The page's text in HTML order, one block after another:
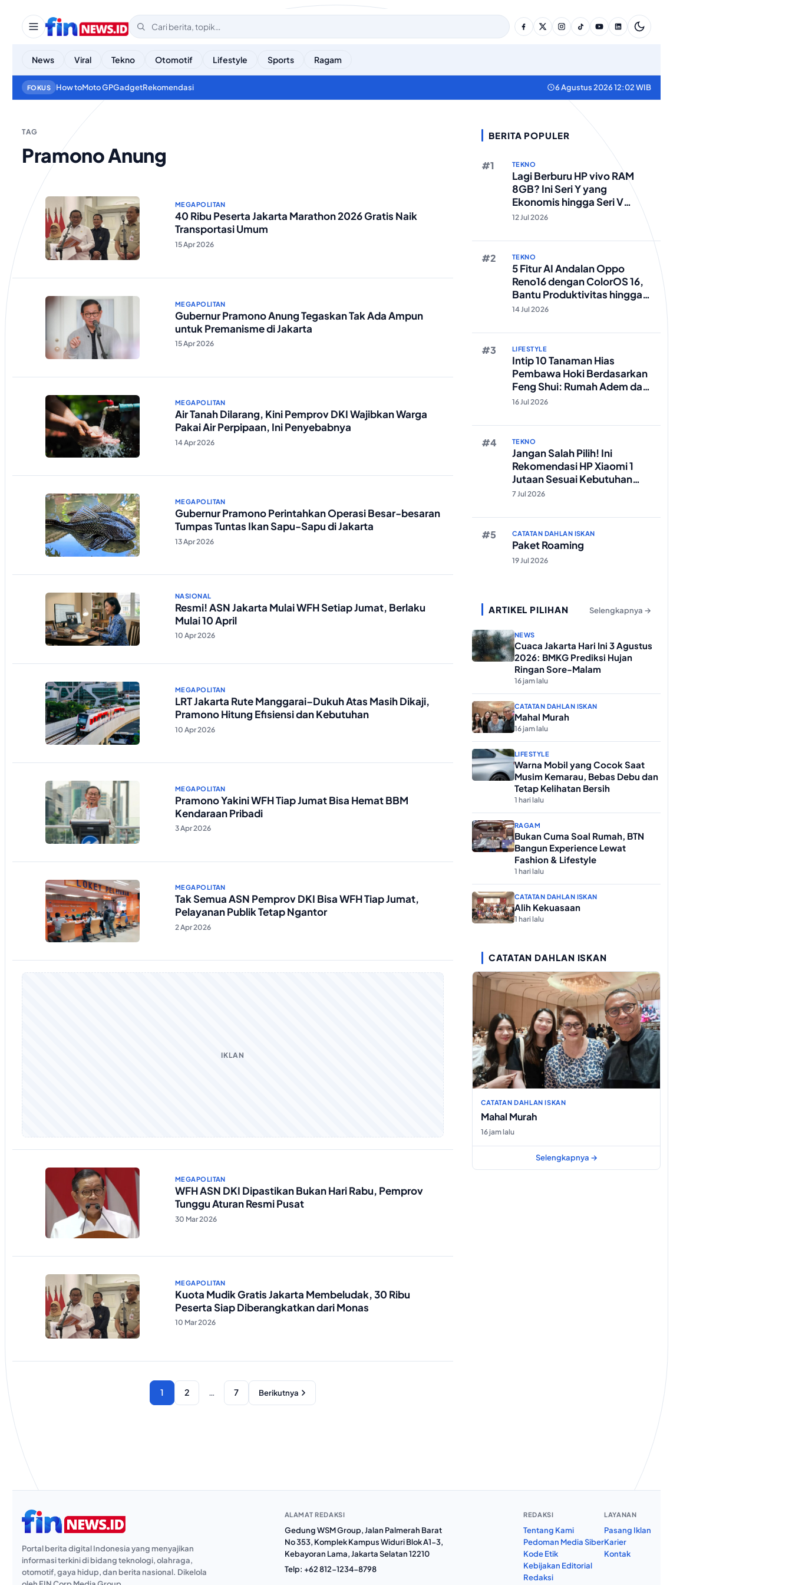
News Viral Tekno Otomotif Lifestyle Sports Ragam
FOKUS How toMoto GPGadgetRekomendasi 6 Agustus 2026 12:02 WIB
TAG
Pramono Anung
MEGAPOLITAN
40 Ribu Peserta Jakarta Marathon 2026 Gratis Naik
Transportasi Umum
15 Apr 2026
MEGAPOLITAN
Gubernur Pramono Anung Tegaskan Tak Ada Ampun
untuk Premanisme di Jakarta
15 Apr 2026
MEGAPOLITAN
Air Tanah Dilarang, Kini Pemprov DKI Wajibkan Warga
Pakai Air Perpipaan, Ini Penyebabnya
14 Apr 2026
MEGAPOLITAN
Gubernur Pramono Perintahkan Operasi Besar-besaran
Tumpas Tuntas Ikan Sapu-Sapu di Jakarta
13 Apr 2026
NASIONAL
Resmi! ASN Jakarta Mulai WFH Setiap Jumat, Berlaku
Mulai 10 April
10 Apr 2026
MEGAPOLITAN
LRT Jakarta Rute Manggarai–Dukuh Atas Masih Dikaji,
Pramono Hitung Efisiensi dan Kebutuhan
10 Apr 2026
MEGAPOLITAN
Pramono Yakini WFH Tiap Jumat Bisa Hemat BBM
Kendaraan Pribadi
3 Apr 2026
MEGAPOLITAN
Tak Semua ASN Pemprov DKI Bisa WFH Tiap Jumat,
Pelayanan Publik Tetap Ngantor
2 Apr 2026
IKLAN
MEGAPOLITAN
WFH ASN DKI Dipastikan Bukan Hari Rabu, Pemprov
Tunggu Aturan Resmi Pusat
30 Mar 2026
MEGAPOLITAN
Kuota Mudik Gratis Jakarta Membeludak, 30 Ribu
Peserta Siap Diberangkatkan dari Monas
10 Mar 2026
1 2 … 7 Berikutnya
BERITA POPULER
TEKNO
Lagi Berburu HP vivo RAM
8GB? Ini Seri Y yang
Ekonomis hingga Seri V
Berstandar Militer!
12 Jul 2026
TEKNO
5 Fitur AI Andalan Oppo
Reno16 dengan ColorOS 16,
Bantu Produktivitas hingga
Edit Foto Lebih Praktis
14 Jul 2026
LIFESTYLE
Intip 10 Tanaman Hias
Pembawa Hoki Berdasarkan
Feng Shui: Rumah Adem dan
Rezeki Lancar!
16 Jul 2026
TEKNO
Jangan Salah Pilih! Ini
Rekomendasi HP Xiaomi 1
Jutaan Sesuai Kebutuhan
Anda
7 Jul 2026
CATATAN DAHLAN ISKAN
Paket Roaming
19 Jul 2026
ARTIKEL PILIHAN Selengkapnya →
NEWS
Cuaca Jakarta Hari Ini 3 Agustus
2026: BMKG Prediksi Hujan
Ringan Sore-Malam
16 jam lalu
CATATAN DAHLAN ISKAN
Mahal Murah
16 jam lalu
LIFESTYLE
Warna Mobil yang Cocok Saat
Musim Kemarau, Bebas Debu dan
Tetap Kelihatan Bersih
1 hari lalu
RAGAM
Bukan Cuma Soal Rumah, BTN
Bangun Experience Lewat
Fashion & Lifestyle
1 hari lalu
CATATAN DAHLAN ISKAN
Alih Kekuasaan
1 hari lalu
CATATAN DAHLAN ISKAN
CATATAN DAHLAN ISKAN
Mahal Murah
16 jam lalu
Selengkapnya →
Portal berita digital Indonesia yang menyajikan
informasi terkini di bidang teknologi, olahraga,
otomotif, gaya hidup, dan berita nasional. Dikelola
ALAMAT REDAKSI
Gedung WSM Group, Jalan Palmerah Barat
No 353, Komplek Kampus Widuri Blok A1-3,
Kebayoran Lama, Jakarta Selatan 12210
Telp: +62 812-1234-8798
REDAKSI
Tentang Kami
Pedoman Media Siber
Kode Etik
Kebijakan Editorial
Redaksi
LAYANAN
Pasang Iklan
Karier
Kontak